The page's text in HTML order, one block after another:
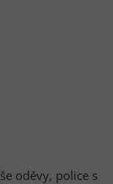
oděvy, police s